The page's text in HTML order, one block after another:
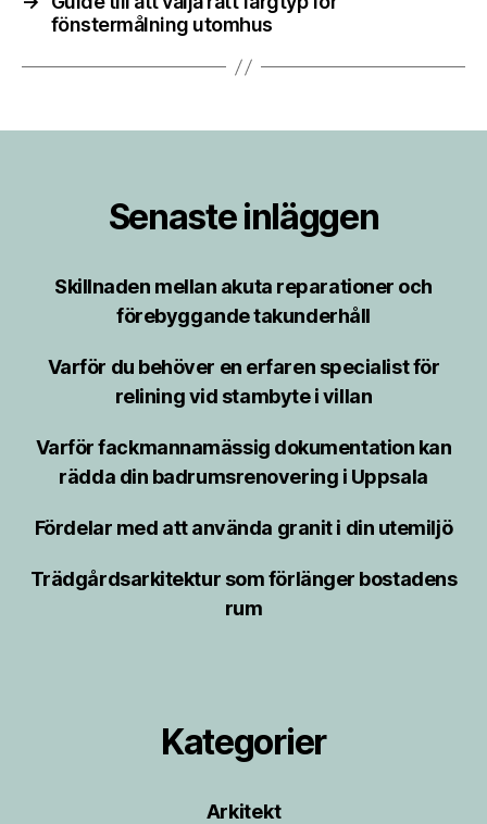
fönstermålning utomhus
Senaste inläggen
Skillnaden mellan akuta reparationer och
förebyggande takunderhåll
Varför du behöver en erfaren specialist för
relining vid stambyte i villan
Varför fackmannamässig dokumentation kan
rädda din badrumsrenovering i Uppsala
Fördelar med att använda granit i din utemiljö
Trädgårdsarkitektur som förlänger bostadens
rum
Kategorier
Arkitekt